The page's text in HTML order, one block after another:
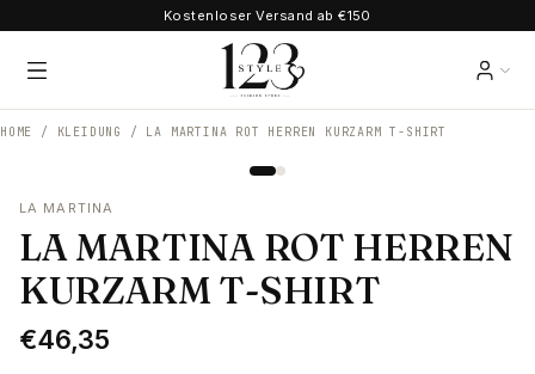
Kostenloser Versand ab €150
HOME / KLEIDUNG / LA MARTINA ROT HERREN KURZARM T-SHIRT
LA MARTINA
LA MARTINA ROT HERREN
KURZARM T-SHIRT
€46,35